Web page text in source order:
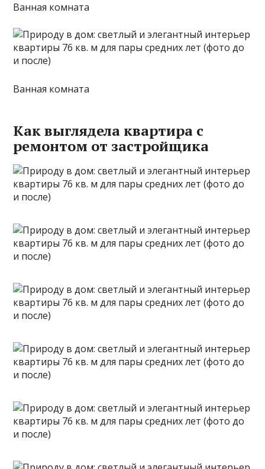
Ванная комната
Ванная комната
Как выглядела квартира с
ремонтом от застройщика